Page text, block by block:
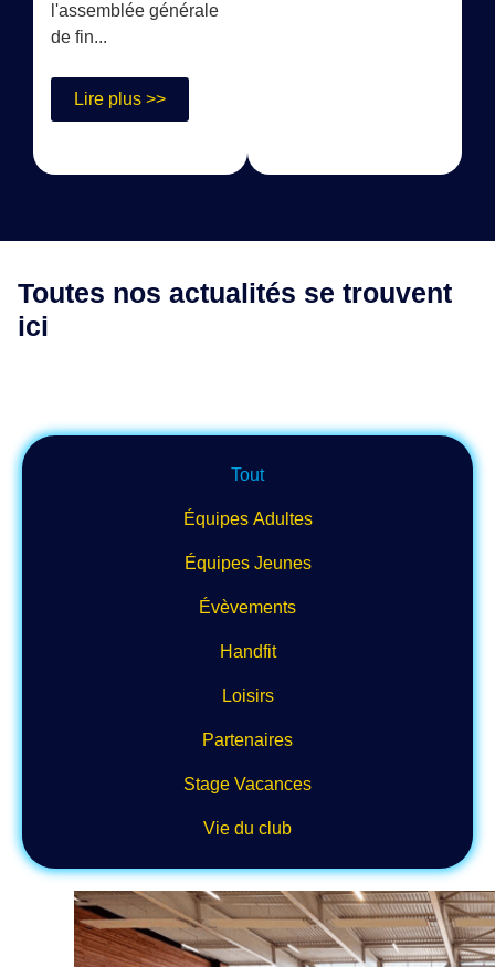
l'assemblée générale
de fin...
Lire plus >>
Toutes nos actualités se trouvent
ici
Équipes Adultes
Équipes Jeunes
Évèvements
Handfit
Loisirs
Partenaires
Stage Vacances
Vie du club
Tout